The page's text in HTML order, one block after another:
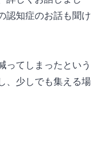
認知症のお話も聞け
ってしまったという
、少しでも集える場